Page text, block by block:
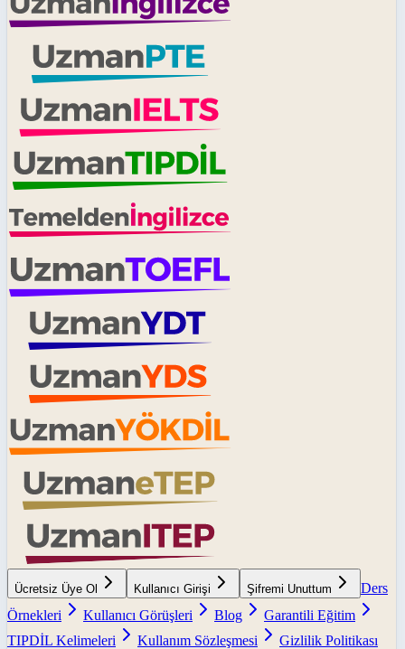
Ücretsiz Üye Ol Kullanıcı Girişi Şifremi Unuttum
Ders
Örnekleri
Kullanıcı Görüşleri Blog
Garantili Eğitim
TIPDİL Kelimeleri
Kullanım Sözleşmesi
Gizlilik Politikası